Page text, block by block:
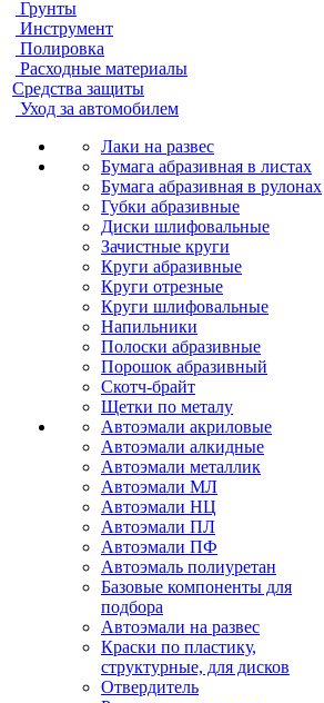
Грунты
Инструмент
Полировка
Расходные материалы
Средства защиты
Уход за автомобилем
Лаки на развес
Бумага абразивная в листах
Бумага абразивная в рулонах
Губки абразивные
Диски шлифовальные
Зачистные круги
Круги абразивные
Круги отрезные
Круги шлифовальные
Напильники
Полоски абразивные
Порошок абразивный
Скотч-брайт
Щетки по металу
Автоэмали акриловые
Автоэмали алкидные
Автоэмали металлик
Автоэмали МЛ
Автоэмали НЦ
Автоэмали ПЛ
Автоэмали ПФ
Автоэмаль полиуретан
Базовые компоненты для
подбора
Автоэмали на развес
Краски по пластику,
структурные, для дисков
Отвердитель